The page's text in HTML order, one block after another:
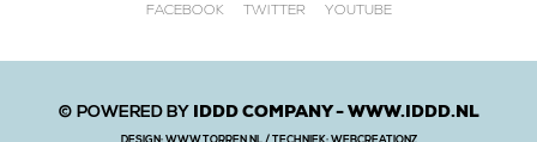
FACEBOOK TWITTER YOUTUBE
© POWERED BY IDDD COMPANY -WWW.IDDD.NL